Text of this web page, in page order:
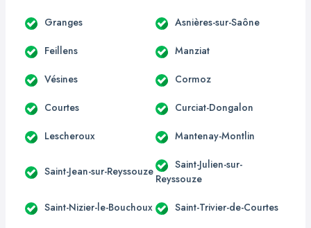
Granges Asnières-sur-Saône
Feillens Manziat
Vésines Cormoz
Courtes Curciat-Dongalon
Lescheroux Mantenay-Montlin
Saint-Jean-sur-Reyssouze
Saint-Julien-sur-
Reyssouze
Saint-Nizier-le-Bouchoux Saint-Trivier-de-Courtes